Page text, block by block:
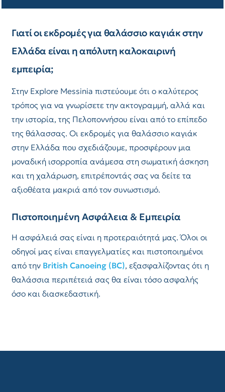
Γιατί οι εκδρομές για θαλάσσιο καγιάκ στην
Ελλάδα είναι η απόλυτη καλοκαιρινή
εμπειρία;
Στην Explore Messinia πιστεύουμε ότι ο καλύτερος
τρόπος για να γνωρίσετε την ακτογραμμή, αλλά και
την ιστορία, της Πελοποννήσου είναι από το επίπεδο
της θάλασσας. Οι εκδρομές για θαλάσσιο καγιάκ
στην Ελλάδα που σχεδιάζουμε, προσφέρουν μια
μοναδική ισορροπία ανάμεσα στη σωματική άσκηση
και τη χαλάρωση, επιτρέποντάς σας να δείτε τα
αξιοθέατα μακριά από τον συνωστισμό.
Πιστοποιημένη Ασφάλεια & Εμπειρία
Η ασφάλειά σας είναι η προτεραιότητά μας. Όλοι οι
οδηγοί μας είναι επαγγελματίες και πιστοποιημένοι
από την British Canoeing (BC), εξασφαλίζοντας ότι η
θαλάσσια περιπέτειά σας θα είναι τόσο ασφαλής
όσο και διασκεδαστική.